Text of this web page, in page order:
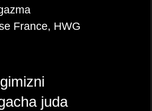
France, HWG
juda